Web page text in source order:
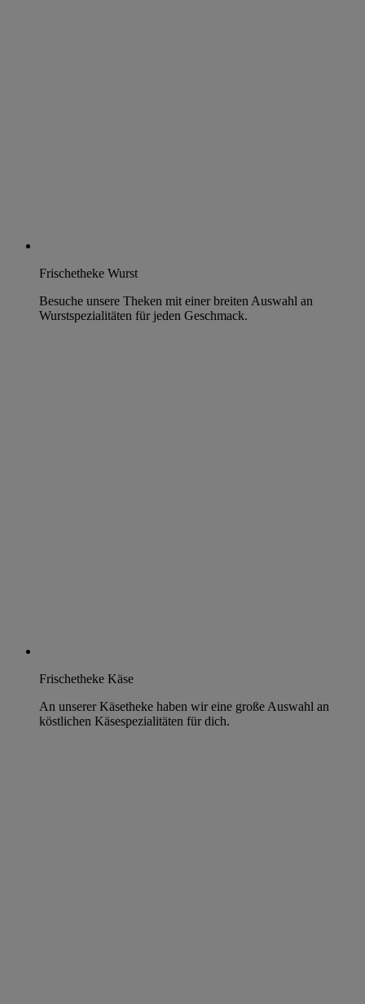
Frischetheke Wurst
Besuche unsere Theken mit einer breiten Auswahl an
Wurstspezialitäten für jeden Geschmack.
Frischetheke Käse
An unserer Käsetheke haben wir eine große Auswahl an
köstlichen Käsespezialitäten für dich.